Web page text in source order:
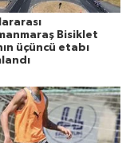
Bisiklet
üçüncü etabı